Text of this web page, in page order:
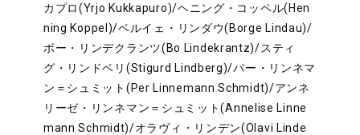
カプロ(Yrjo Kukkapuro)/ヘニング・コッペル(Hen
ning Koppel)/ベルイェ・リンダウ(Borge Lindau)/
ボー・リンデクランツ(Bo Lindekrantz)/スティ
グ・リンドベリ(Stigurd Lindberg)/パー・リンネマ
ン＝シュミット(Per Linnemann Schmidt)/アンネ
リーゼ・リンネマン＝シュミット(Annelise Linne
mann Schmidt)/オラヴィ・リンデン(Olavi Linde